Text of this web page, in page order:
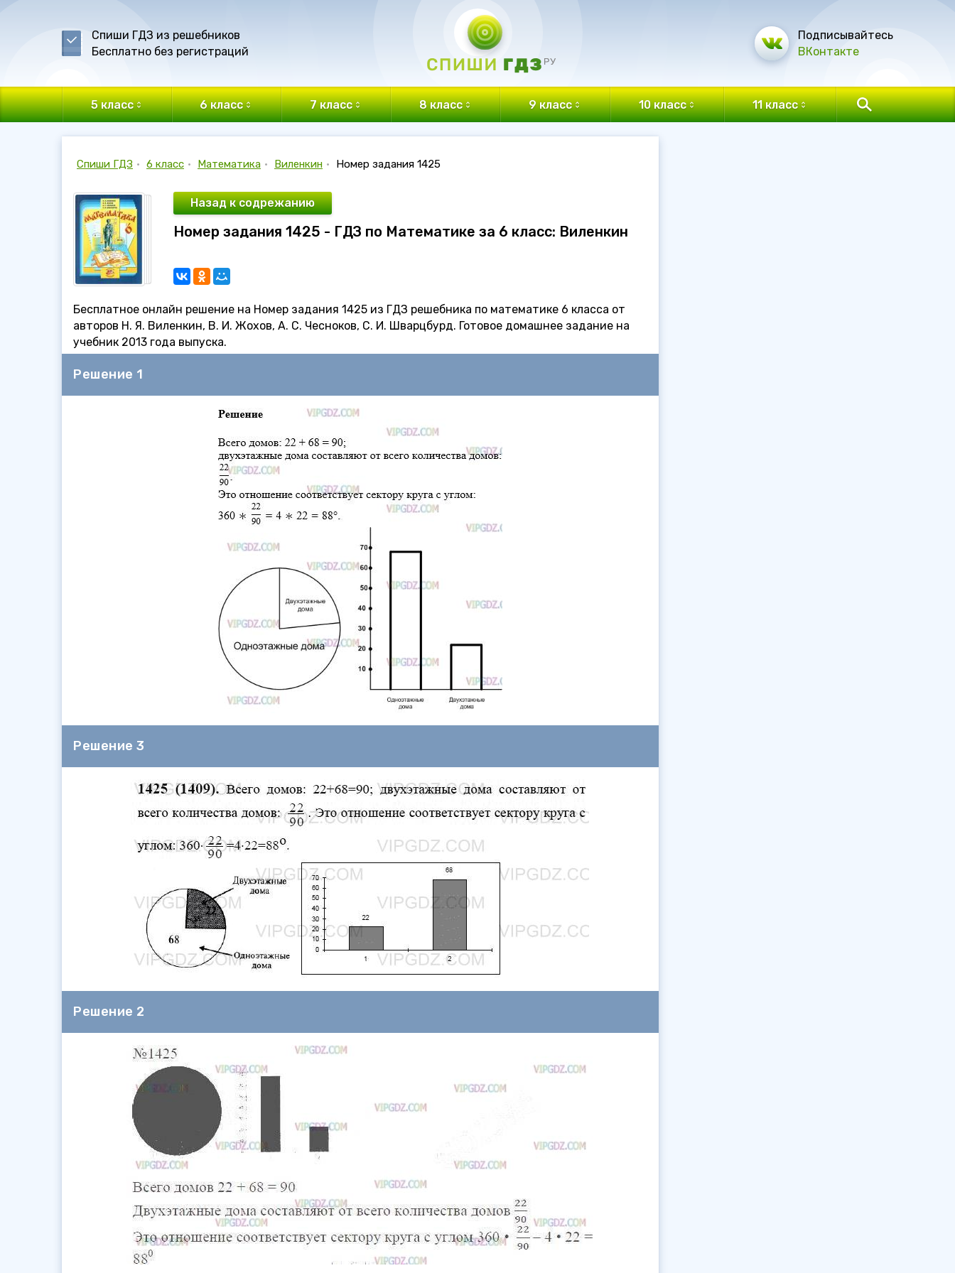
Спиши ГДЗ из решебников
Бесплатно без регистраций
Подписывайтесь
ВКонтакте
5 класс 6 класс 7 класс 8 класс 9 класс 10 класс 11 класс
Спиши ГДЗ • 6 класс • Математика • Виленкин • Номер задания 1425
Назад к содрежанию
Номер задания 1425 - ГДЗ по Математике за 6 класс: Виленкин
Бесплатное онлайн решение на Номер задания 1425 из ГДЗ решебника по математике 6 класса от
авторов Н. Я. Виленкин, В. И. Жохов, А. С. Чесноков, С. И. Шварцбурд. Готовое домашнее задание на
учебник 2013 года выпуска.
Решение 1
Решение 3
Решение 2